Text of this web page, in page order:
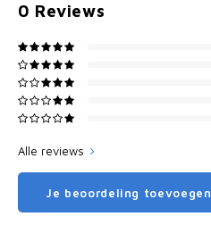
0 Reviews
Alle reviews
Je beoordeling toevoegen